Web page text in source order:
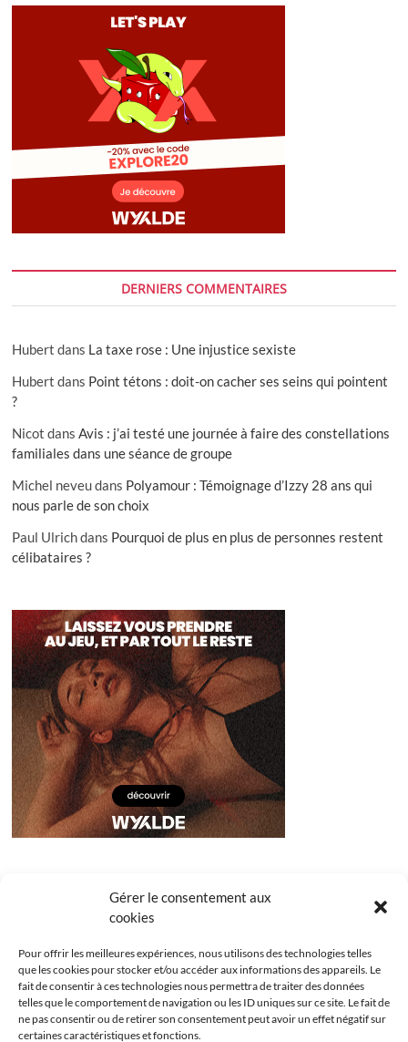
Gérer le consentement aux
cookies
Pour offrir les meilleures expériences, nous utilisons des technologies telles
que les cookies pour stocker et/ou accéder aux informations des appareils. Le
fait de consentir à ces technologies nous permettra de traiter des données
telles que le comportement de navigation ou les ID uniques sur ce site. Le fait de
ne pas consentir ou de retirer son consentement peut avoir un effet négatif sur
certaines caractéristiques et fonctions.
DERNIERS COMMENTAIRES
Hubert dans La taxe rose : Une injustice sexiste
Hubert dans Point tétons : doit-on cacher ses seins qui pointent
?
Nicot dansAvis : j’ai testé une journée à faire des constellations
familiales dans une séance de groupe
Michel neveudans Polyamour : Témoignage d’Izzy 28 ans qui
nous parle de son choix
Paul Ulrichdans Pourquoi de plus en plus de personnes restent
célibataires ?